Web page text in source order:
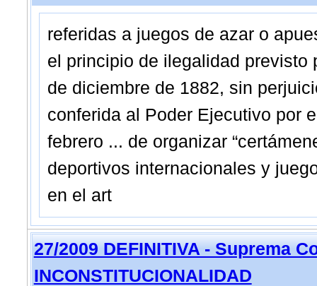
referidas a juegos de azar o
el principio de ilegalidad previsto
de diciembre de 1882, sin
conferida al Poder Ejecutivo por
febrero ... de organizar
deportivos internacionales y
en el art
27/2009 DEFINITIVA - Suprema
INCONSTITUCIONALIDAD